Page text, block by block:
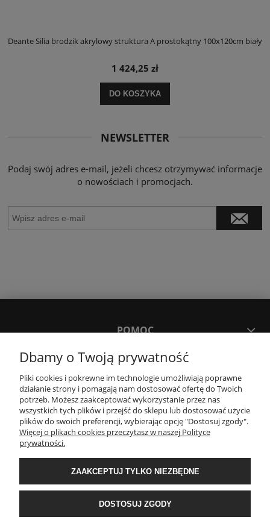
Deante Silia brodzik akrylowy struktura A prostokątny 100x120cm biały
1 424,25 zł
DO KOSZYKA
NEWSLETTER
Podaj swój adres e-mail, jeżeli chcesz otrzymywać informacje
o nowościach i promocjach.
POMOC
MOJE KONTO
PŁATNOŚCI I DOSTAWA
KONTAKT
Wyposażenie łazienek Łazienki.eco | Pawła 23, 41-708 Ruda Śląska | E-mail:
sklep@lazienki.eco | Tel.: 600 012 164 lub 600 012 159 | TGS Przemysław
Stoń | NIP: 6312213594 | REGON: 276403698
Dbamy o Twoją prywatność
Pliki cookies i pokrewne im technologie umożliwiają poprawne
działanie strony i pomagają nam dostosować ofertę do Twoich
potrzeb. Możesz zaakceptować wykorzystanie przez nas
wszystkich tych plików i przejść do sklepu lub dostosować użycie
plików do swoich preferencji, wybierając opcję "Dostosuj zgody".
Więcej o plikach cookies przeczytasz w naszej Polityce
prywatności.
ZAAKCEPTUJ TYLKO NIEZBĘDNE
DOSTOSUJ ZGODY